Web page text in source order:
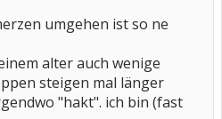
umgehen ist so ne
alter auch wenige
steigen mal länger
"hakt". ich bin (fast